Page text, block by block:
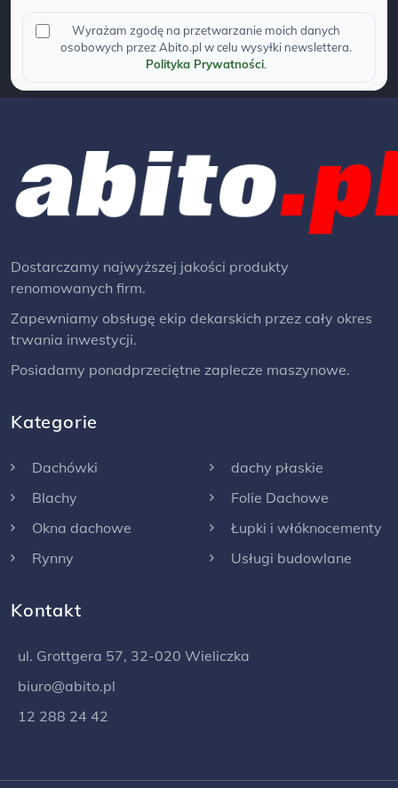
Wyrażam zgodę na przetwarzanie moich danych
osobowych przez Abito.pl w celu wysyłki newslettera.
Polityka Prywatności.
Dostarczamy najwyższej jakości produkty
renomowanych firm.
Zapewniamy obsługę ekip dekarskich przez cały okres
trwania inwestycji.
Posiadamy ponadprzeciętne zaplecze maszynowe.
Kategorie
Dachówki
Blachy
Okna dachowe
Rynny
dachy płaskie
Folie Dachowe
Łupki i włóknocementy
Usługi budowlane
Kontakt
ul. Grottgera 57, 32-020 Wieliczka
biuro@abito.pl
12 288 24 42